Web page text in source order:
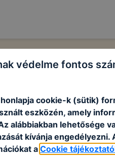
védelme fontos
cookie-k (sütik)
eszközén, amely
alábbiakban lehetősége
kívánja engedélyezni.
a Cookie